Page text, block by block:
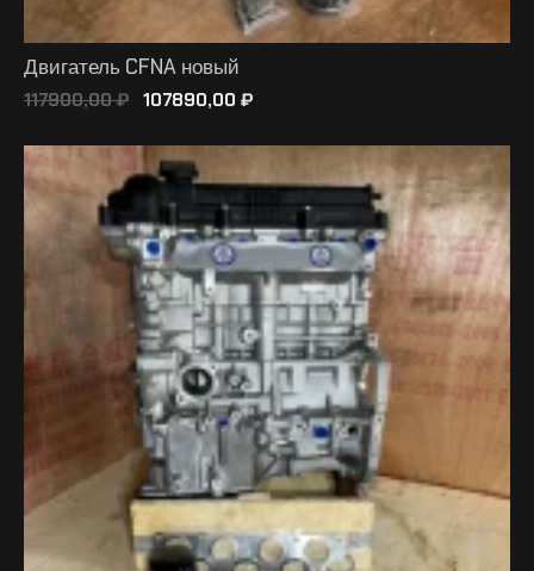
Двигатель CFNA новый
117900,00₽ 107890,00 ₽